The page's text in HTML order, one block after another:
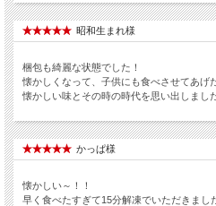
昭和生まれ様
梱包も綺麗な状態でした！
懐かしくなって、子供にも食べさせてあげ
懐かしい味とその時の時代を思い出しまし
かっぱ様
懐かしい～！！
早く食べたすぎて15分解凍でいただきまし